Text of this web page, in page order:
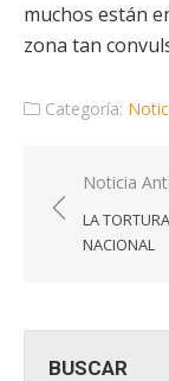
muchos están
zona tan
Categoría:
de
entradas
Noticia
LA TORTURA
NACIONAL
BUSCAR